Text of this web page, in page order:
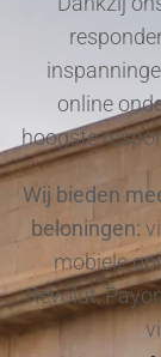
online
hoogste
Wij bieden
beloningen:
mobiele
Revolut,